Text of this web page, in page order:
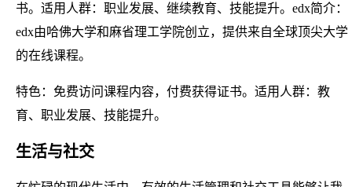
书。适用人群：职业发展、继续教育、技能提升。edx简介：
edx由哈佛大学和麻省理工学院创立，提供来自全球顶尖大学
的在线课程。
特色：免费访问课程内容，付费获得证书。适用人群：教
育、职业发展、技能提升。
生活与社交